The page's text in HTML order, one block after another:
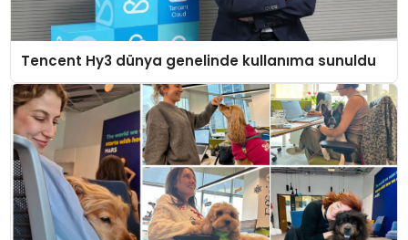
Tencent Hy3 dünya genelinde kullanıma sunuldu